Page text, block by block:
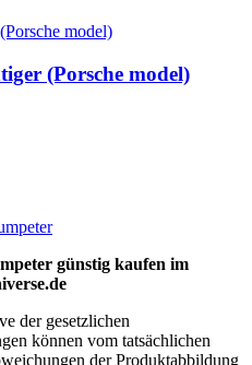
(Porsche model)
günstig kaufen im
der gesetzlichen
können vom tatsächlichen
der Produktabbildung